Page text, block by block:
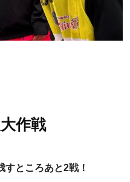
作戦
ところあと2戦！